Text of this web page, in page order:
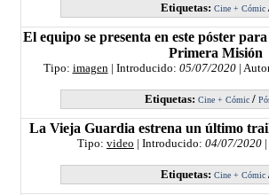
Etiquetas: Cine + Cómic
El equipo se presenta en este póster
Primera Misión
Tipo: imagen| Introducido: 05/07/2020|
Etiquetas: Cine + Cómic /
La Vieja Guardia estrena un último
Tipo: video | Introducido: 04/07/2020
Etiquetas: Cine + Cómic